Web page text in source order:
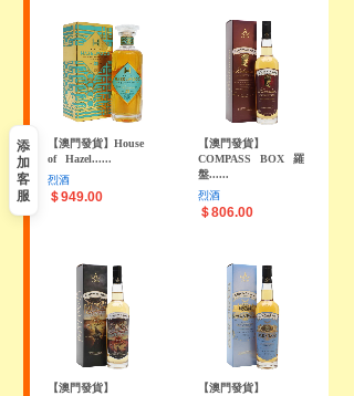
添
加
客
服
【澳門發貨】House
of
Hazel......
烈酒
＄949.00
【澳門發貨】
COMPASS
BOX
羅
盤......
烈酒
＄806.00
【澳門發貨】
【澳門發貨】